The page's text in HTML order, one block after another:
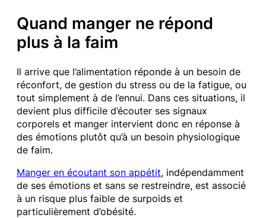
Quand manger ne répond
plus à la faim
Il arrive que l’alimentation réponde à un besoin de
réconfort, de gestion du stress ou de la fatigue, ou
tout simplement à de l’ennui. Dans ces situations, il
devient plus difficile d’écouter ses signaux
corporels et manger intervient donc en réponse à
des émotions plutôt qu’à un besoin physiologique
de faim.
Manger en écoutant son appétit, indépendamment
de ses émotions et sans se restreindre, est associé
à un risque plus faible de surpoids et
particulièrement d’obésité.